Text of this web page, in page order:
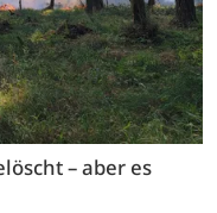
– aber es